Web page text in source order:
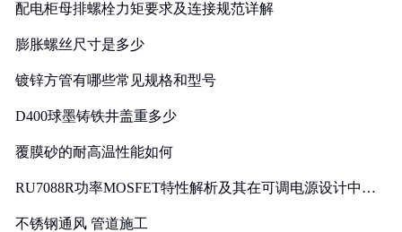
配电柜母排螺栓力矩要求及连接规范详解
膨胀螺丝尺寸是多少
镀锌方管有哪些常见规格和型号
D400球墨铸铁井盖重多少
覆膜砂的耐高温性能如何
RU7088R功率MOSFET特性解析及其在可调电源设计中的
不锈钢通风 管道施工